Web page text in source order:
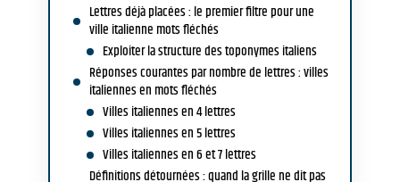
Lettres déjà placées : le premier filtre pour une
ville italienne mots fléchés
Exploiter la structure des toponymes italiens
Réponses courantes par nombre de lettres : villes
italiennes en mots fléchés
Villes italiennes en 4 lettres
Villes italiennes en 5 lettres
Villes italiennes en 6 et 7 lettres
Définitions détournées : quand la grille ne dit pas